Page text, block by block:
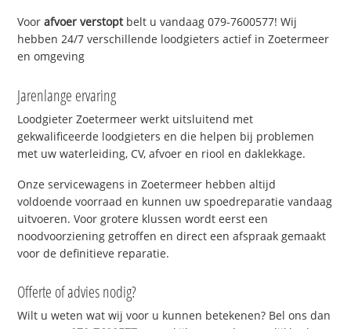
Voorafvoer verstoptbelt u vandaag 079-7600577! Wij
hebben 24/7 verschillende loodgieters actief in Zoetermeer
en omgeving
Jarenlange ervaring
Loodgieter Zoetermeer werkt uitsluitend met
gekwalificeerde loodgieters en die helpen bij problemen
met uw waterleiding, CV, afvoer en riool en daklekkage.
Onze servicewagens in Zoetermeer hebben altijd
voldoende voorraad en kunnen uw spoedreparatie vandaag
uitvoeren. Voor grotere klussen wordt eerst een
noodvoorziening getroffen en direct een afspraak gemaakt
voor de definitieve reparatie.
Offerte of advies nodig?
Wilt u weten wat wij voor u kunnen betekenen? Bel ons dan